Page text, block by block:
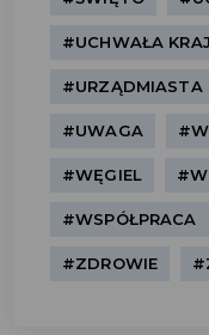
#UCHWAŁA
#URZĄDMIASTA
#UWAGA
#WĘGIEL
#WSPÓŁPRACA
#ZDROWIE